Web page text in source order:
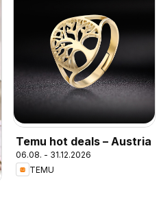
Temu hot deals – Austria
06.08. - 31.12.2026
TEMU